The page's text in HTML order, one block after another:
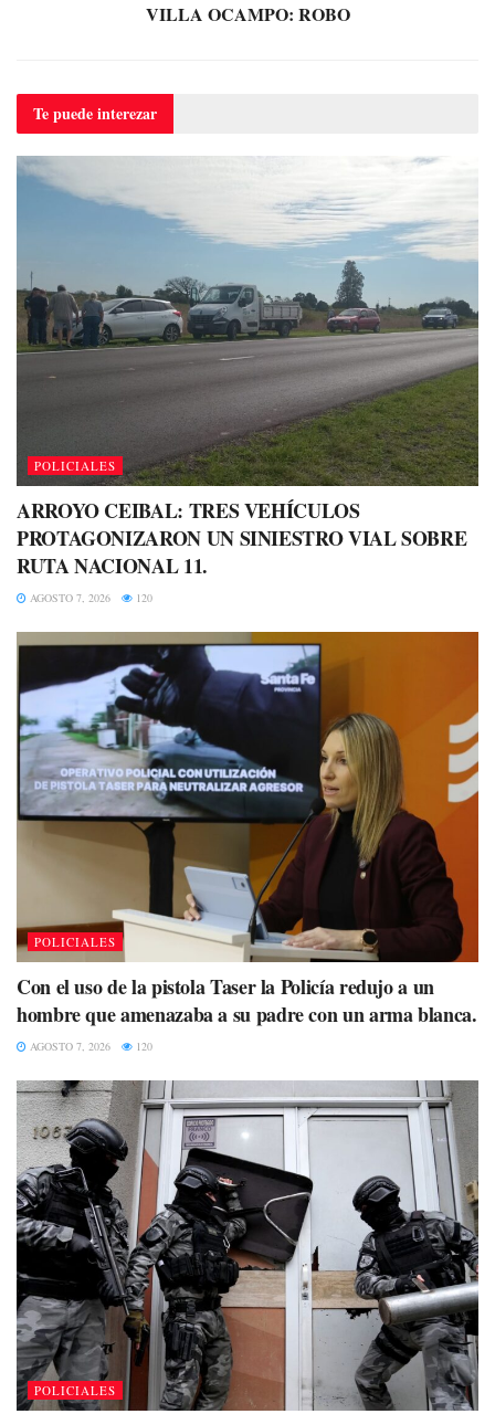
VILLA OCAMPO: ROBO
Te puedeinterezar
POLICIALES
ARROYO CEIBAL: TRES VEHÍCULOS
PROTAGONIZARON UN SINIESTRO VIAL SOBRE
RUTA NACIONAL 11.
AGOSTO 7, 2026 120
POLICIALES
Con el uso de la pistola Taser la Policía redujo a un
hombre que amenazaba a su padre con un arma blanca.
AGOSTO 7, 2026 120
POLICIALES